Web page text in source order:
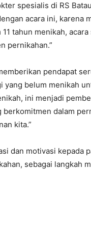
spesialis di RS
acara ini, karena
tahun menikah,
pernikahan.”
pendapat
yang belum menikah
ini menjadi
dalam
kita.”
dan motivasi kepada
sebagai langkah